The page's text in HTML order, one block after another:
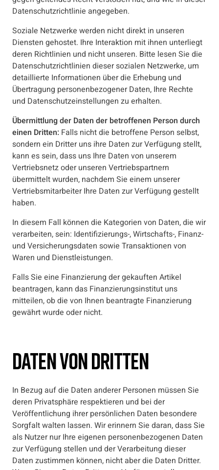
Datenschutzrichtlinie angegeben.
Soziale Netzwerke werden nicht direkt in unseren
Diensten gehostet. Ihre Interaktion mit ihnen unterliegt
deren Richtlinien und nicht unseren. Bitte lesen Sie die
Datenschutzrichtlinien dieser sozialen Netzwerke, um
detaillierte Informationen über die Erhebung und
Übertragung personenbezogener Daten, Ihre Rechte
und Datenschutzeinstellungen zu erhalten.
Übermittlung der Daten der betroffenen Person durch
einen Dritten: Falls nicht die betroffene Person selbst,
sondern ein Dritter uns ihre Daten zur Verfügung stellt,
kann es sein, dass uns Ihre Daten von unserem
Vertriebsnetz oder unseren Vertriebspartnern
übermittelt wurden, nachdem Sie einem unserer
Vertriebsmitarbeiter Ihre Daten zur Verfügung gestellt
haben.
In diesem Fall können die Kategorien von Daten, die wir
verarbeiten, sein: Identifizierungs-, Wirtschafts-, Finanz-
und Versicherungsdaten sowie Transaktionen von
Waren und Dienstleistungen.
Falls Sie eine Finanzierung der gekauften Artikel
beantragen, kann das Finanzierungsinstitut uns
mitteilen, ob die von Ihnen beantragte Finanzierung
gewährt wurde oder nicht.
Daten von Dritten
In Bezug auf die Daten anderer Personen müssen Sie
deren Privatsphäre respektieren und bei der
Veröffentlichung ihrer persönlichen Daten besondere
Sorgfalt walten lassen. Wir erinnern Sie daran, dass Sie
als Nutzer nur Ihre eigenen personenbezogenen Daten
zur Verfügung stellen und der Verarbeitung dieser
Daten zustimmen können, nicht aber die Daten Dritter.